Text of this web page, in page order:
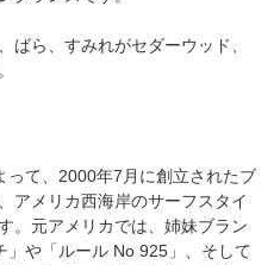
ばら、すみれがセダーウッド、
って、2000年7月に創立されたブ
アメリカ西海岸のサーフスタイ
。元アメリカでは、姉妹ブラン
」や「ルール No 925」、そして